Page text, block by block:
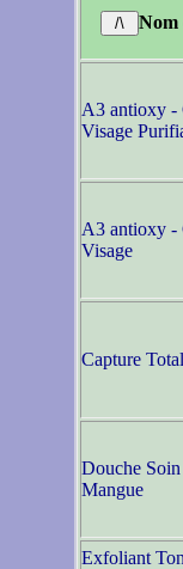
A3 antioxy -
Visage
A3 antioxy -
Visage
Capture
Douche
Mangue
Exfoliant